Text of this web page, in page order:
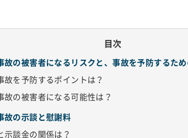
目次
故の被害者になるリスクと、事故を予防するた
故を予防するポイントは？
故の被害者になる可能性は？
故の示談と慰謝料
示談金の関係は？